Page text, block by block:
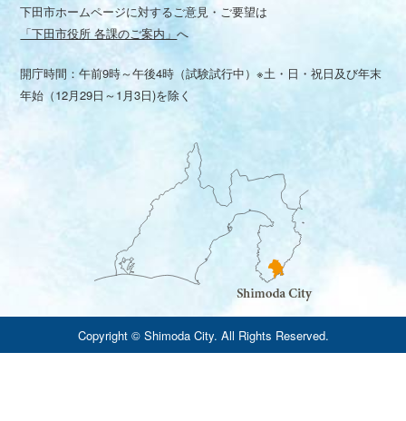
下田市ホームページに対するご意見・ご要望は
「下田市役所 各課のご案内」へ
開庁時間：午前9時～午後4時（試験試行中）※土・日・祝日及び年末
年始（12月29日～1月3日)を除く
Copyright © Shimoda City. All Rights Reserved.